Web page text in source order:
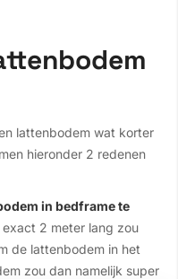
lattenbodem wat korter
hieronder 2 redenen
in bedframe te
2 meter lang zou
de lattenbodem in het
zou dan namelijk super